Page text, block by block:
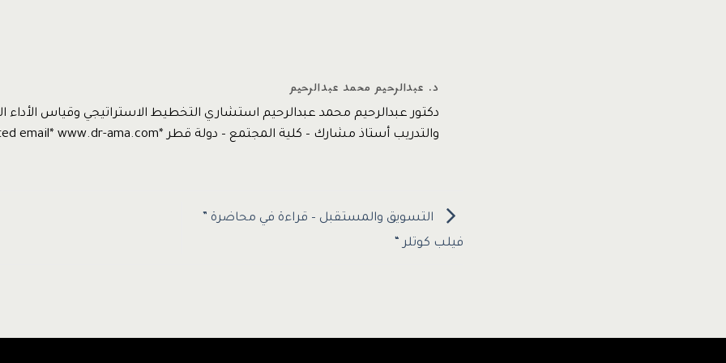
د. عبدالرحيم محمد عبدالرحيم
دكتور عبدالرحيم محمد عبدالرحيم استشاري التخطيط الاستراتيجي وقياس
والتدريب أستاذ مشارك – كلية المجتمع – دولة قطر *protected email* www.dr-ama.com
التسويق والمستقبل – قراءة في محاضرة ”
فيلب كوتلر “